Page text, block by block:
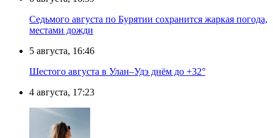
Седьмого августа по Бурятии сохранится жаркая погода,
местами дожди
5 августа, 16:46
Шестого августа в Улан–Удэ днём до +32°
4 августа, 17:23